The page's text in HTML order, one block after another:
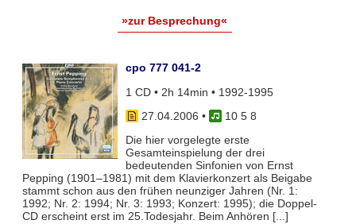
»zur Besprechung«
cpo 777 041-2
1 CD • 2h 14min • 1992-1995
27.04.2006 •
10 5 8
Die hier vorgelegte erste
Gesamteinspielung der drei
bedeutenden Sinfonien von Ernst
Pepping (1901–1981) mit dem Klavierkonzert als Beigabe
stammt schon aus den frühen neunziger Jahren (Nr. 1:
1992; Nr. 2: 1994; Nr. 3: 1993; Konzert: 1995); die Doppel-
CD erscheint erst im 25.Todesjahr. Beim Anhören [...]